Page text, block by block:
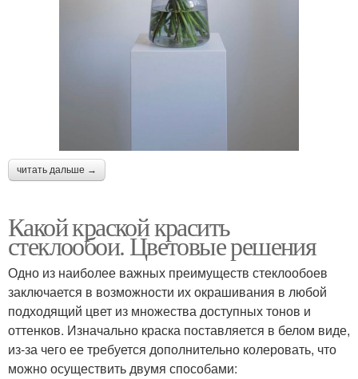
читать дальше →
Какой краской красить
стеклообои. Цветовые решения
Одно из наиболее важных преимуществ стеклообоев
заключается в возможности их окрашивания в любой
подходящий цвет из множества доступных тонов и
оттенков. Изначально краска поставляется в белом виде,
из-за чего ее требуется дополнительно колеровать, что
можно осуществить двумя способами: